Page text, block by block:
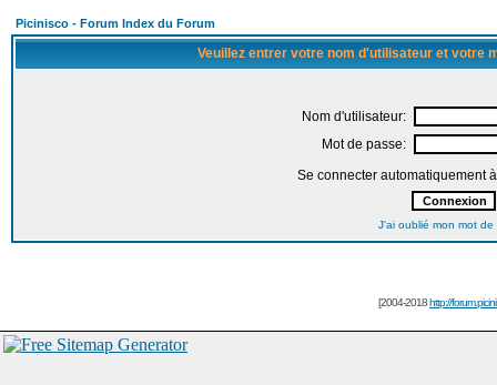
Picinisco - Forum Index du Forum
Veuillez entrer votre nom d'utilisateur et votre
Nom d'utilisateur:
Mot de passe:
Se connecter automatiquement
J'ai oublié mon mot de
[2004-2018http://